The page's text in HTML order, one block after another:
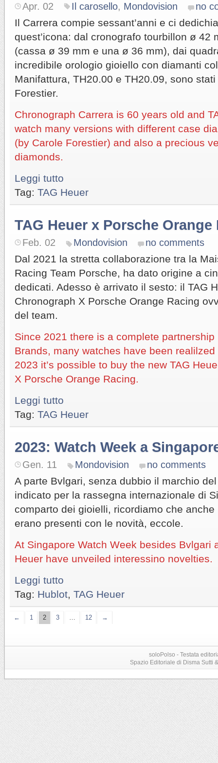
Apr. 02 Il carosello, Mondovision no
Il Carrera compie sessant’anni e ci
quest’icona: dal cronografo tourbillon ø 42
(cassa ø 39 mm e una ø 36 mm), dai
incredibile orologio gioiello con diamanti
Manifattura, TH20.00 e TH20.09, sono
Forestier.
Chronograph Carrera is 60 years old and
watch many versions with different case
(by Carole Forestier) and also a precious
diamonds.
Leggi tutto
Tag: TAG Heuer
TAG Heuer x Porsche Orange
Feb. 02 Mondovision no comments
Dal 2021 la stretta collaborazione tra la
Racing Team Porsche, ha dato origine a
dedicati. Adesso è arrivato il sesto: il TAG
Chronograph X Porsche Orange Racing
del team.
Since 2021 there is a complete partnership
Brands, many watches have been
2023 it’s possible to buy the new TAG
X Porsche Orange Racing.
Leggi tutto
Tag: TAG Heuer
2023: Watch Week a
Gen. 11 Mondovision no comments
A parte Bvlgari, senza dubbio il marchio
indicato per la rassegna internazionale di
comparto dei gioielli, ricordiamo che anche
erano presenti con le novità, eccole.
At Singapore Watch Week besides Bvlgari
Heuer have unveiled interessino novelties.
Leggi tutto
Tag: Hublot TAG Heuer
← 1 2 3 12 →
soloPolso - Testata
Spazio Editoriale di Disma Sutti